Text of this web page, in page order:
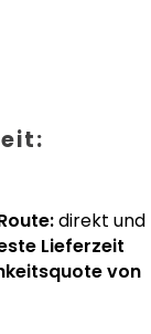
direkt und
Lieferzeit
von